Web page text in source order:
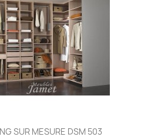
SUR MESURE DSM 503